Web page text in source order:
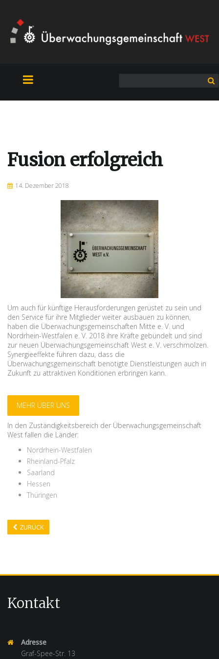
Fusion erfolgreich
14. Dezember 2018
Um auch für künftige Herausforderungen gerüstet zu sein und
den Service für ihre Mitglieder weiter ausbauen zu können,
haben die Überwachungsgemeinschaften Mitte e. V. und
Nordrhein-Westfalen e. V. 2018 ihre Kräfte gebündelt und sind
zur neuen Überwachungsgemeinschaft West e. V. verschmolzen.
Synergieeffekte führen dazu, dass die
Überwachungsgemeinschaft benötigte Dienstleistungen auch in
Zukunft zu attraktiven Konditionen erbringen kann.
MEHR ÜBER UNS
In den Zuständigkeitsbereich der Überwachungsgemeinschaft
West fallen die Länder:
Nordrhein-Westfalen
Rheinland-Pfalz
Saarland
Hessen
Thüringen
ZURÜCK
Kontakt
Adresse
Graf-Spee-Str. 13